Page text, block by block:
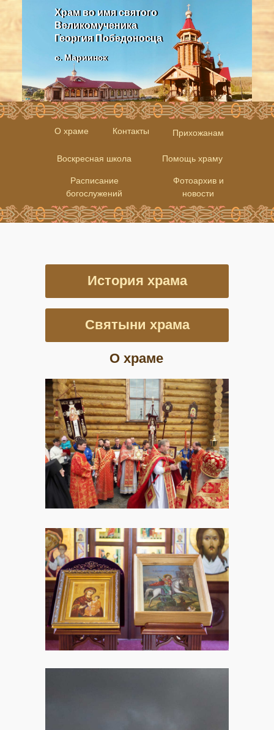
Храм во имя святого
Великомученика
Георгия Победоносца
Храм во имя святого
Великомученика
Георгия Победоносца
с. Мариинск
с. Мариинск
Прихожанам
Воскресная школа
Расписание
богослужений
Помощь храму
Фотоархив и
новости
О храме Контакты
О храме
История храма
Святыни храма